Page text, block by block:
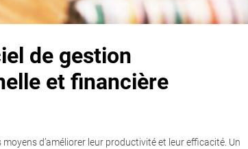
de gestion
et financière
d’améliorer leur productivité et leur efficacité. Un